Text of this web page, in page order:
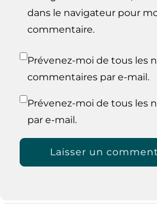
dans le navigateur pour
commentaire.
Prévenez-moi de tous les
commentaires par e-mail.
Prévenez-moi de tous les
par e-mail.